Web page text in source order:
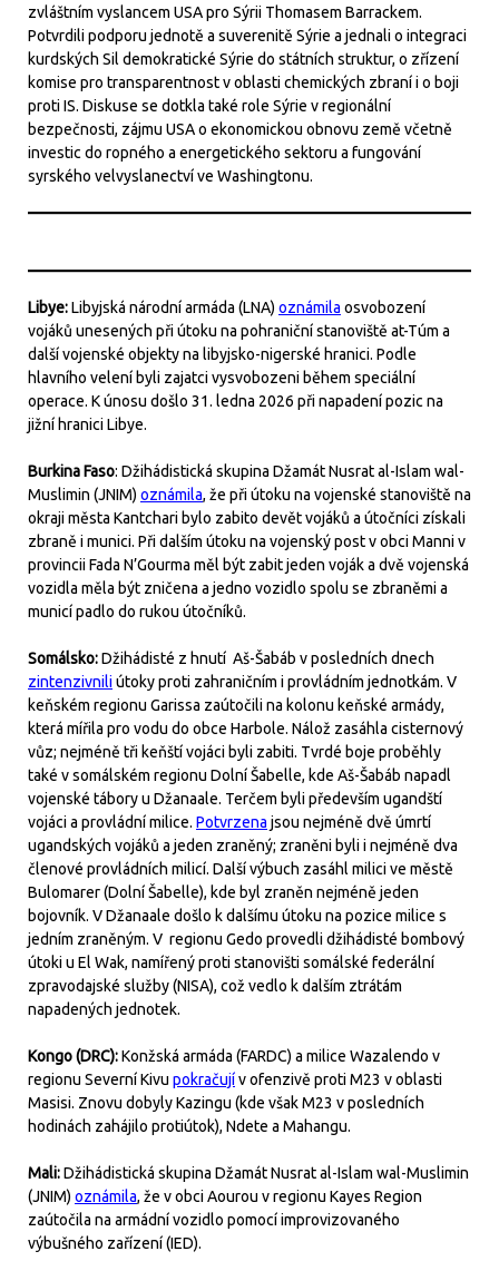
zvláštním vyslancem USA pro Sýrii Thomasem Barrackem.
Potvrdili podporu jednotě a suverenitě Sýrie a jednali o integraci
kurdských Sil demokratické Sýrie do státních struktur, o zřízení
komise pro transparentnost v oblasti chemických zbraní i o boji
proti IS. Diskuse se dotkla také role Sýrie v regionální
bezpečnosti, zájmu USA o ekonomickou obnovu země včetně
investic do ropného a energetického sektoru a fungování
syrského velvyslanectví ve Washingtonu.
Libye:Libyjská národní armáda (LNA) oznámila osvobození
vojáků unesených při útoku na pohraniční stanoviště at-Túm a
další vojenské objekty na libyjsko-nigerské hranici. Podle
hlavního velení byli zajatci vysvobozeni během speciální
operace. K únosu došlo 31. ledna 2026 při napadení pozic na
jižní hranici Libye.
Burkina Faso: Džihádistická skupina Džamát Nusrat al-Islam wal-
Muslimin (JNIM) oznámila, že při útoku na vojenské stanoviště na
okraji města Kantchari bylo zabito devět vojáků a útočníci získali
zbraně i munici. Při dalším útoku na vojenský post v obci Manni v
provincii Fada N’Gourma měl být zabit jeden voják a dvě vojenská
vozidla měla být zničena a jedno vozidlo spolu se zbraněmi a
municí padlo do rukou útočníků.
Somálsko:Džihádisté z hnutí Aš-Šabáb v posledních dnech
zintenzivniliútoky proti zahraničním i provládním jednotkám. V
keňském regionu Garissa zaútočili na kolonu keňské armády,
která mířila pro vodu do obce Harbole. Nálož zasáhla cisternový
vůz; nejméně tři keňští vojáci byli zabiti. Tvrdé boje proběhly
také v somálském regionu Dolní Šabelle, kde Aš-Šabáb napadl
vojenské tábory u Džanaale. Terčem byli především ugandští
vojáci a provládní milice. Potvrzena jsou nejméně dvě úmrtí
ugandských vojáků a jeden zraněný; zraněni byli i nejméně dva
členové provládních milicí. Další výbuch zasáhl milici ve městě
Bulomarer (Dolní Šabelle), kde byl zraněn nejméně jeden
bojovník. V Džanaale došlo k dalšímu útoku na pozice milice s
jedním zraněným. V regionu Gedo provedli džihádisté bombový
útoki u El Wak, namířený proti stanovišti somálské federální
zpravodajské služby (NISA), což vedlo k dalším ztrátám
napadených jednotek.
Kongo (DRC):Konžská armáda (FARDC) a milice Wazalendo v
regionu Severní Kivu pokračujív ofenzivě proti M23 v oblasti
Masisi. Znovu dobyly Kazingu (kde však M23 v posledních
hodinách zahájilo protiútok), Ndete a Mahangu.
Mali:Džihádistická skupina Džamát Nusrat al-Islam wal-Muslimin
(JNIM) oznámila, že v obci Aourou v regionu Kayes Region
zaútočila na armádní vozidlo pomocí improvizovaného
výbušného zařízení (IED).